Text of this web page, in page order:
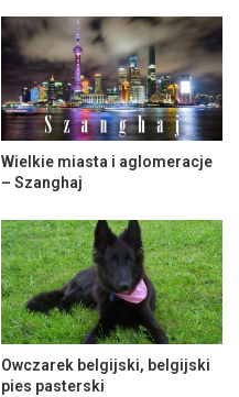
Wielkie miasta i aglomeracje
– Szanghaj
Owczarek belgijski, belgijski
pies pasterski